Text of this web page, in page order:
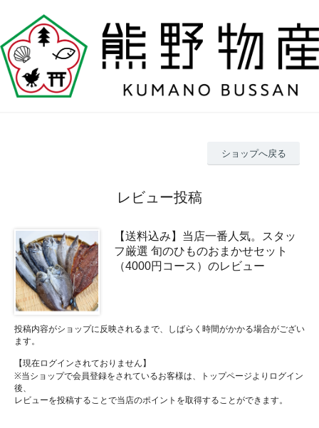
ショップへ戻る
レビュー投稿
【送料込み】当店一番人気。スタッ
フ厳選 旬のひものおまかせセット
（4000円コース）のレビュー
投稿内容がショップに反映されるまで、しばらく時間がかかる場合がござい
ます。
【現在ログインされておりません】
※当ショップで会員登録をされているお客様は、トップページよりログイン
後、
レビューを投稿することで当店のポイントを取得することができます。